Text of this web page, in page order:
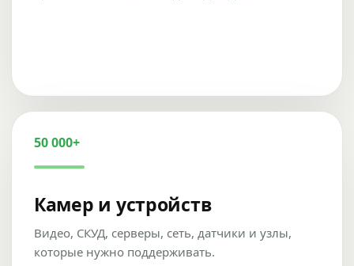
50 000+
Камер и устройств
Видео, СКУД, серверы, сеть, датчики и узлы,
которые нужно поддерживать.